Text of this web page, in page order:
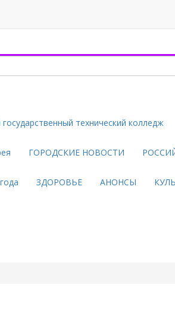
технический колледж
ГОРОДСКИЕ НОВОСТИ
ЗДОРОВЬЕ АНОНСЫ